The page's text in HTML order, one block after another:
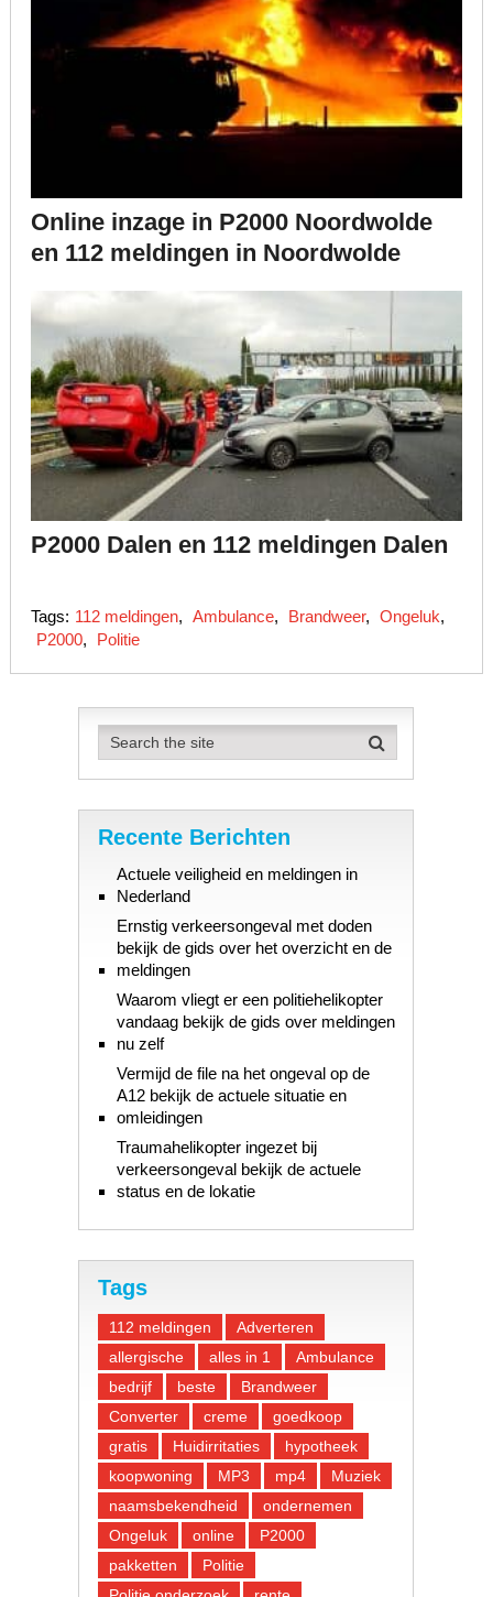
Online inzage in P2000 Noordwolde
en 112 meldingen in Noordwolde
P2000 Dalen en 112 meldingen Dalen
Tags: 112 meldingen, Ambulance, Brandweer, Ongeluk,
P2000, Politie
Recente Berichten
Actuele veiligheid en meldingen in
Nederland
Ernstig verkeersongeval met doden
bekijk de gids over het overzicht en de
meldingen
Waarom vliegt er een politiehelikopter
vandaag bekijk de gids over meldingen
nu zelf
Vermijd de file na het ongeval op de
A12 bekijk de actuele situatie en
omleidingen
Traumahelikopter ingezet bij
verkeersongeval bekijk de actuele
status en de lokatie
Tags
112 meldingen
Adverteren
allergische
alles in 1
Ambulance
bedrijf
beste
Brandweer
Converter
creme
goedkoop
gratis
Huidirritaties
hypotheek
koopwoning
MP3 mp4
Muziek
naamsbekendheid
ondernemen
Ongeluk
online
P2000
pakketten
Politie